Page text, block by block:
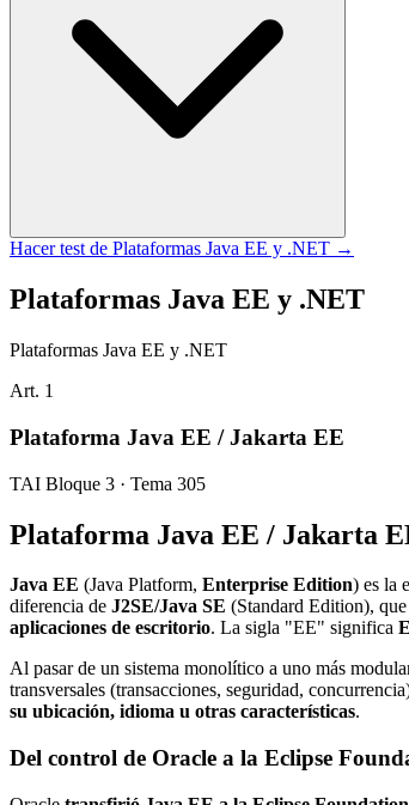
Hacer test de Plataformas Java EE y .NET →
Plataformas Java EE y .NET
Plataformas Java EE y .NET
Art. 1
Plataforma Java EE / Jakarta EE
TAI Bloque 3 · Tema 305
Plataforma Java EE / Jakarta
Java EE (Java Platform, Enterprise Edition) es la
diferencia de J2SE/Java SE (Standard Edition),
aplicaciones de escritorio. La sigla "EE" significa
Al pasar de un sistema monolítico a uno más
transversales (transacciones, seguridad,
su ubicación, idioma u otras características.
Del control de Oracle a la Eclipse